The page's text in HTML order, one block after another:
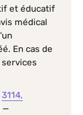
et éducatif
médical
En cas de
3114,
—